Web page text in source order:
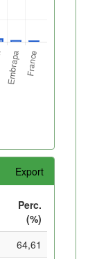
Export
Perc.
(%)
64,61